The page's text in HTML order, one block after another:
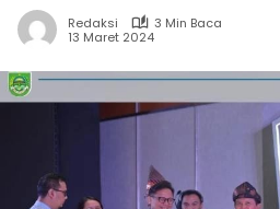
Redaksi
3 Min Baca
13 Maret 2024